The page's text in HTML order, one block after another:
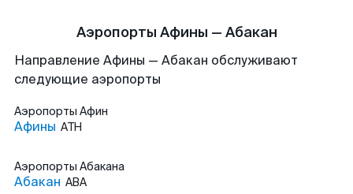
Аэропорты Афины — Абакан
Направление Афины — Абакан обслуживают
следующие аэропорты
Аэропорты Афин
Афины ATH
Аэропорты Абакана
Абакан ABA